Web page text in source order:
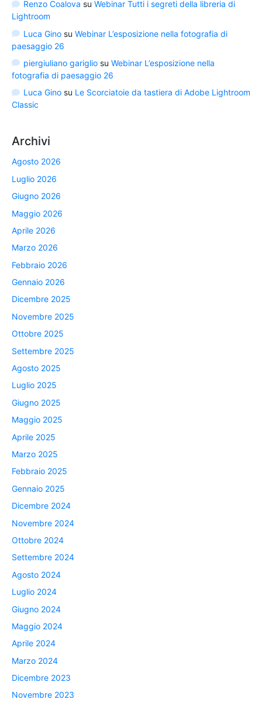
Renzo Coalova su Webinar Tutti i segreti della libreria di
Lightroom
Luca Ginosu Webinar L’esposizione nella fotografia di
paesaggio 26
piergiuliano garigliosu Webinar L’esposizione nella
fotografia di paesaggio 26
Luca Ginosu Le Scorciatoie da tastiera di Adobe Lightroom
Classic
Archivi
Agosto 2026
Luglio 2026
Giugno 2026
Maggio 2026
Aprile 2026
Marzo 2026
Febbraio 2026
Gennaio 2026
Dicembre 2025
Novembre 2025
Ottobre 2025
Settembre 2025
Agosto 2025
Luglio 2025
Giugno 2025
Maggio 2025
Aprile 2025
Marzo 2025
Febbraio 2025
Gennaio 2025
Dicembre 2024
Novembre 2024
Ottobre 2024
Settembre 2024
Agosto 2024
Luglio 2024
Giugno 2024
Maggio 2024
Aprile 2024
Marzo 2024
Dicembre 2023
Novembre 2023